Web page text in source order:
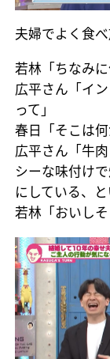
夫婦でよく食
若林「ちなみ
広平さん「イ
って」
春日「そこは何
広平さん「牛
シーな味付け
にしている、と
若林「おいしそ